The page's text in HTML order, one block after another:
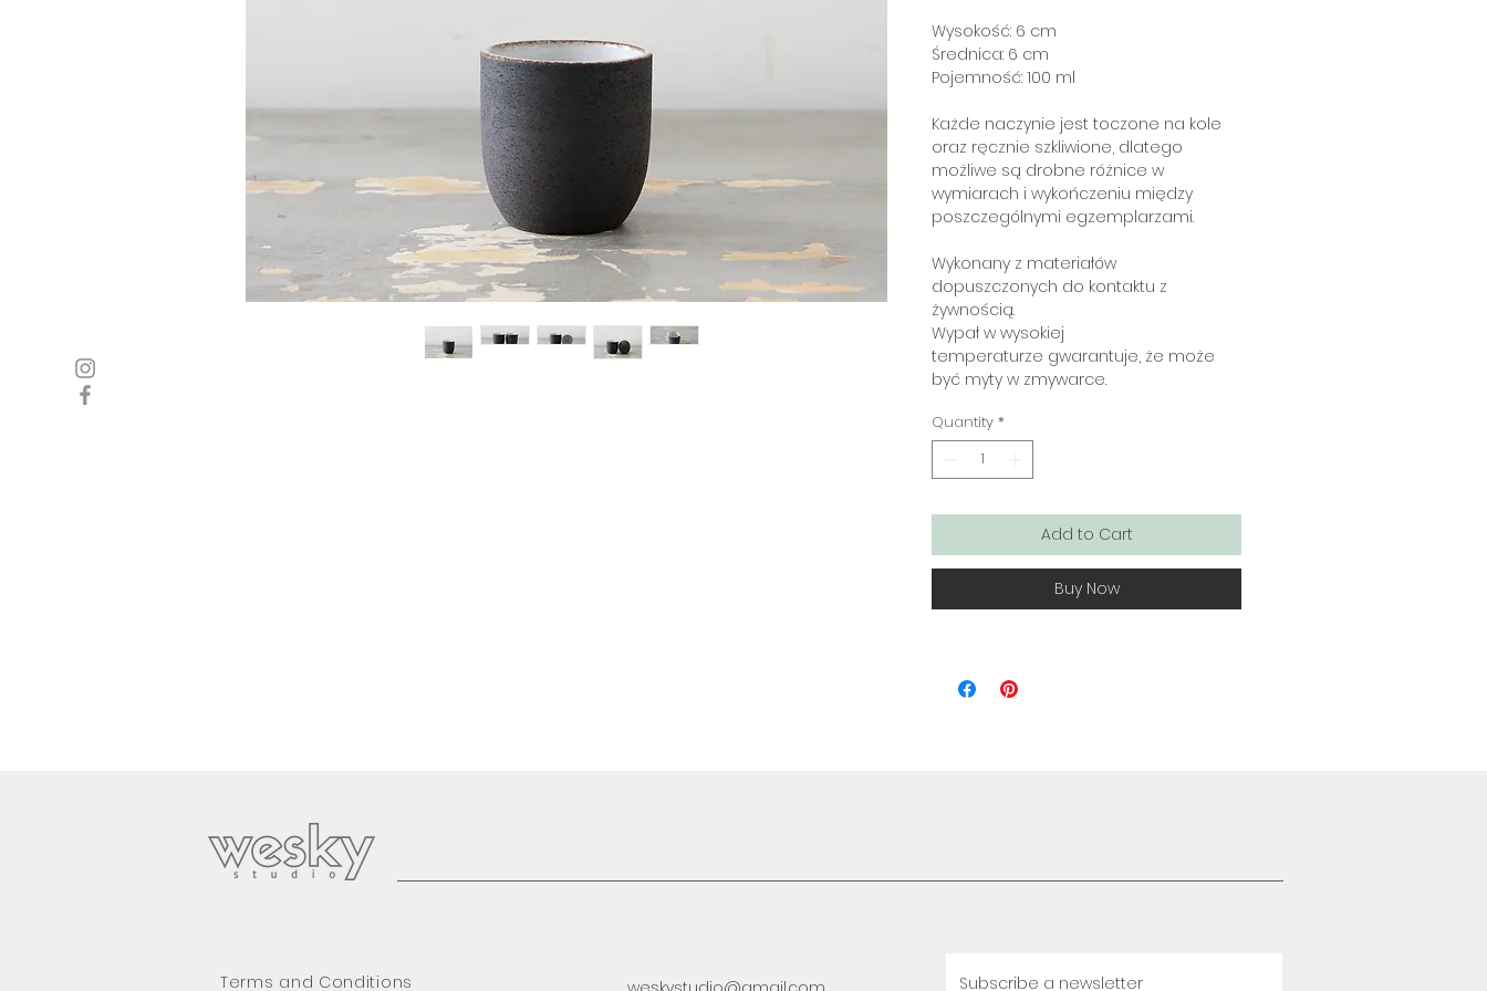
Wysokość: 6 cm
Średnica: 6 cm
Pojemność: 100 ml
Każde naczynie jest toczone na kole
oraz ręcznie szkliwione, dlatego
możliwe są drobne różnice w
wymiarach i wykończeniu między
poszczególnymi egzemplarzami.
Wykonany z materiałów
dopuszczonych do kontaktu z
żywnością.
Wypał w wysokiej
temperaturze gwarantuje, że może
być myty w zmywarce.
Quantity *
Add to Cart
Buy Now
Terms and Conditions Subscribe a newsletter